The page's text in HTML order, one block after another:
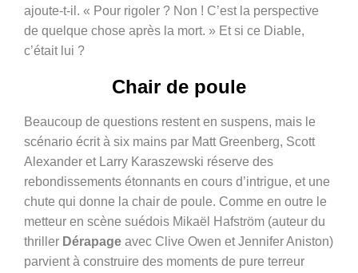
ajoute-t-il. « Pour rigoler ? Non ! C’est la perspective
de quelque chose après la mort. » Et si ce Diable,
c’était lui ?
Chair de poule
Beaucoup de questions restent en suspens, mais le
scénario écrit à six mains par Matt Greenberg, Scott
Alexander et Larry Karaszewski réserve des
rebondissements étonnants en cours d’intrigue, et une
chute qui donne la chair de poule. Comme en outre le
metteur en scène suédois Mikaël Hafström (auteur du
thriller Dérapage avec Clive Owen et Jennifer Aniston)
parvient à construire des moments de pure terreur